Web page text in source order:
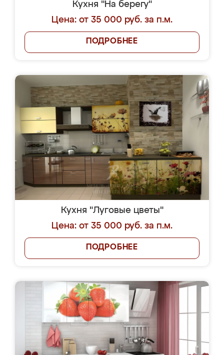
Кухня "На берегу"
Цена: от 35 000 руб. за п.м.
ПОДРОБНЕЕ
Кухня "Луговые цветы"
Цена: от 35 000 руб. за п.м.
ПОДРОБНЕЕ